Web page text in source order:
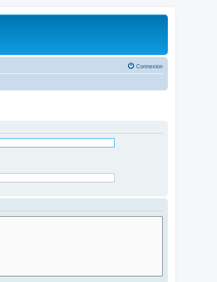
Connexion